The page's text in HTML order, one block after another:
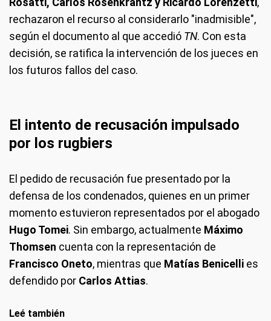
rechazaron el recurso al considerarlo "inadmisible",
según el documento al que accedió TN. Con esta
decisión, se ratifica la intervención de los jueces en
los futuros fallos del caso.
El intento de recusación impulsado
por los rugbiers
El pedido de recusación fue presentado por la
defensa de los condenados, quienes en un primer
momento estuvieron representados por el abogado
Hugo Tomei. Sin embargo, actualmente Máximo
Thomsen cuenta con la representación de
Francisco Oneto, mientras que Matías Benicelli es
defendido por Carlos Attias.
Leé también